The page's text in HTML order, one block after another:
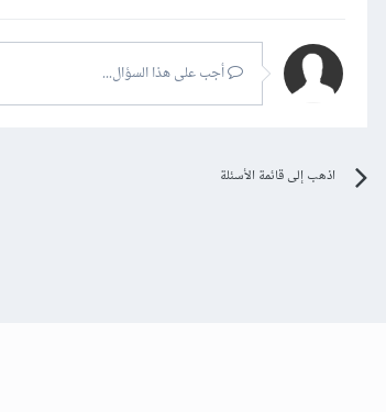
أجب على هذا السؤال...
اذهب إلى قائمة الأسئلة